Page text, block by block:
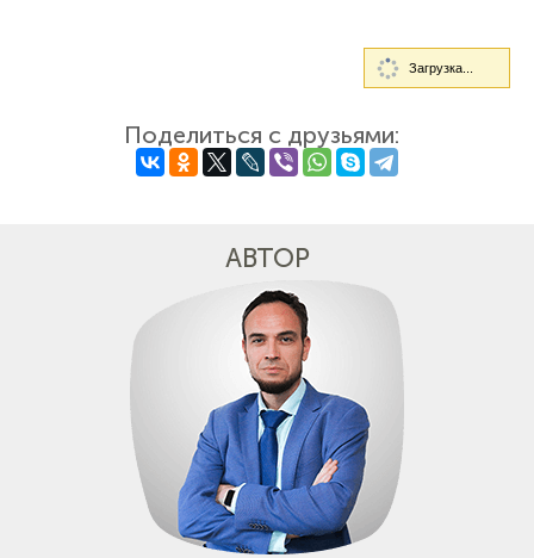
Поделиться с друзьями:
АВТОР
Загрузка...